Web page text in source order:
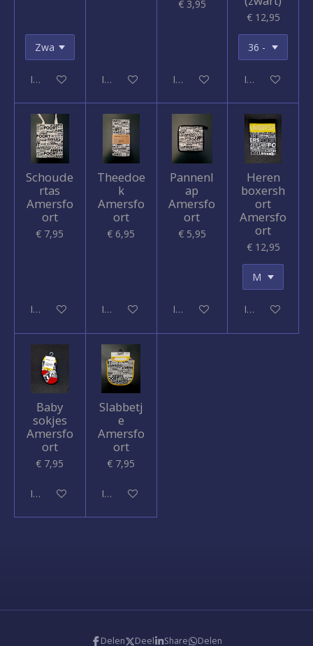
In winkelwagen In winkelwagen
€ 3,95
In winkelwagen
€ 12,95
In winkelwagen
Schoude
rtas
Amersfo
ort
€ 7,95
In winkelwagen
Theedoe
k
Amersfo
ort
€ 6,95
In winkelwagen
Pannenl
ap
Amersfo
ort
€ 5,95
In winkelwagen
Heren
boxersh
ort
Amersfo
ort
€ 12,95
In winkelwagen
Baby
sokjes
Amersfo
ort
€ 7,95
In winkelwagen
Slabbetj
e
Amersfo
ort
€ 7,95
In winkelwagen
Delen Deel Share Delen